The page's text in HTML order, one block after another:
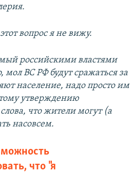
вопрос я не вижу.
российскими властями
мол ВС РФ будут сражаться за
население, надо просто им
утверждению
что жители могут (а
насовсем.
что "я